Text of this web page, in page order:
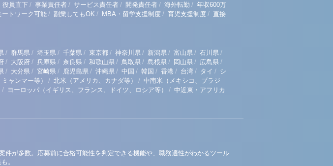
役員直下 / 事業責任者 / サービス責任者 / 開発責任者 / 海外転勤 / 年収600万
ートワーク可能/ 副業してもOK / MBA・留学支援制度 / 育児支援制度 / 直接
/ 群馬県 / 埼玉県 / 千葉県 / 東京都 / 神奈川県 / 新潟県 / 富山県 / 石川県 /
/ 大阪府 / 兵庫県 / 奈良県 / 和歌山県 / 鳥取県 / 島根県 / 岡山県 / 広島県 /
/ 大分県 / 宮崎県 / 鹿児島県 / 沖縄県 / 中国 / 韓国 / 香港 / 台湾 / タイ / シ
ャンマー等） / 北米（アメリカ、カナダ等） / 中南米（メキシコ、ブラジ
/ ヨーロッパ（イギリス、フランス、ドイツ、ロシア等） / 中近東・アフリカ
が多数。応募前に合格可能性を判定できる機能や、職務適性がわかるツール
。